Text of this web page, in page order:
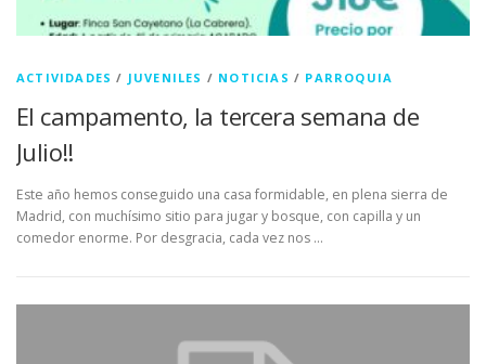
ACTIVIDADES / JUVENILES / NOTICIAS / PARROQUIA
El campamento, la tercera semana de
Julio!!
Este año hemos conseguido una casa formidable, en plena sierra de
Madrid, con muchísimo sitio para jugar y bosque, con capilla y un
comedor enorme. Por desgracia, cada vez nos …